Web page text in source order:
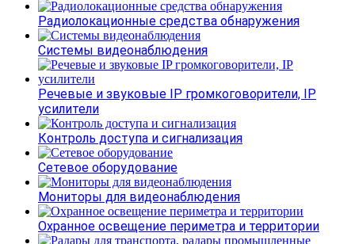
Радиолокационные средства обнаружения
Системы видеонаблюдения
Речевые и звуковые IP громкоговорители, IP
усилители
Контроль доступа и сигнализация
Сетевое оборудование
Мониторы для видеонаблюдения
Охранное освещение периметра и территории